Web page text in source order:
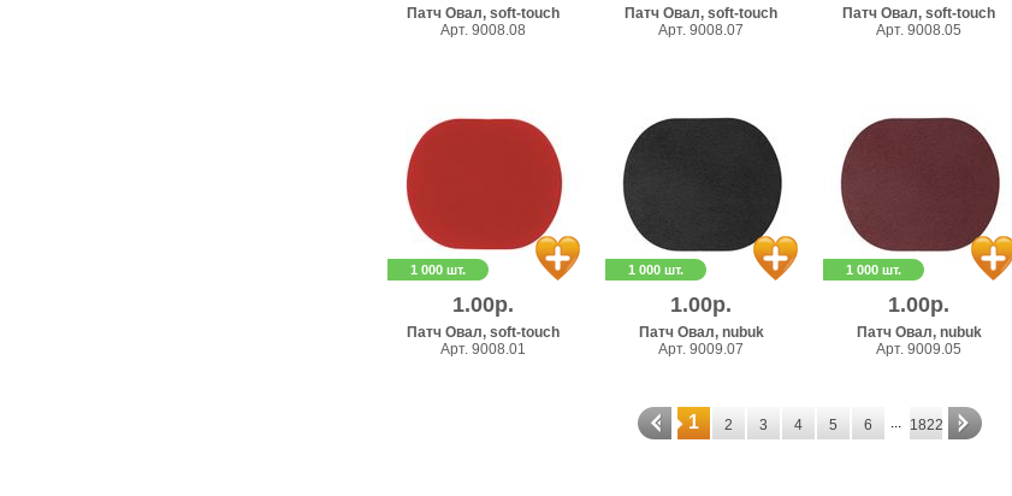
Патч Овал, soft-touch
Арт. 9008.08
Патч Овал, soft-touch
Арт. 9008.07
Патч Овал, soft-touch
Арт. 9008.05
1 000 шт.
1.00р.
Патч Овал, soft-touch
Арт. 9008.01
1 000 шт.
1.00р.
Патч Овал, nubuk
Арт. 9009.07
1 000 шт.
1.00р.
Патч Овал, nubuk
Арт. 9009.05
1 2 3 4 5 6 1822